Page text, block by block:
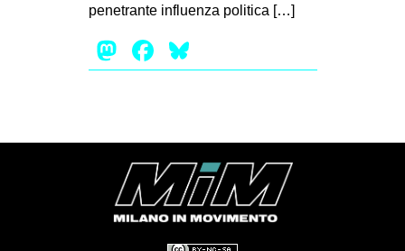
MIGRAZIONI
PRECARIATO
REPRESSIONE
ARTE
CINEMA
penetrante influenza politica […]
Mastodon
Facebook